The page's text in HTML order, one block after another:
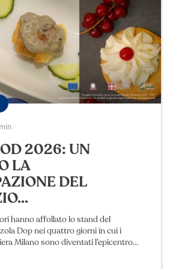
2026: UN
LA
DEL
hanno affollato lo stand del
Dop nei quattro giorni in cui i
Milano sono diventati l’epicentro